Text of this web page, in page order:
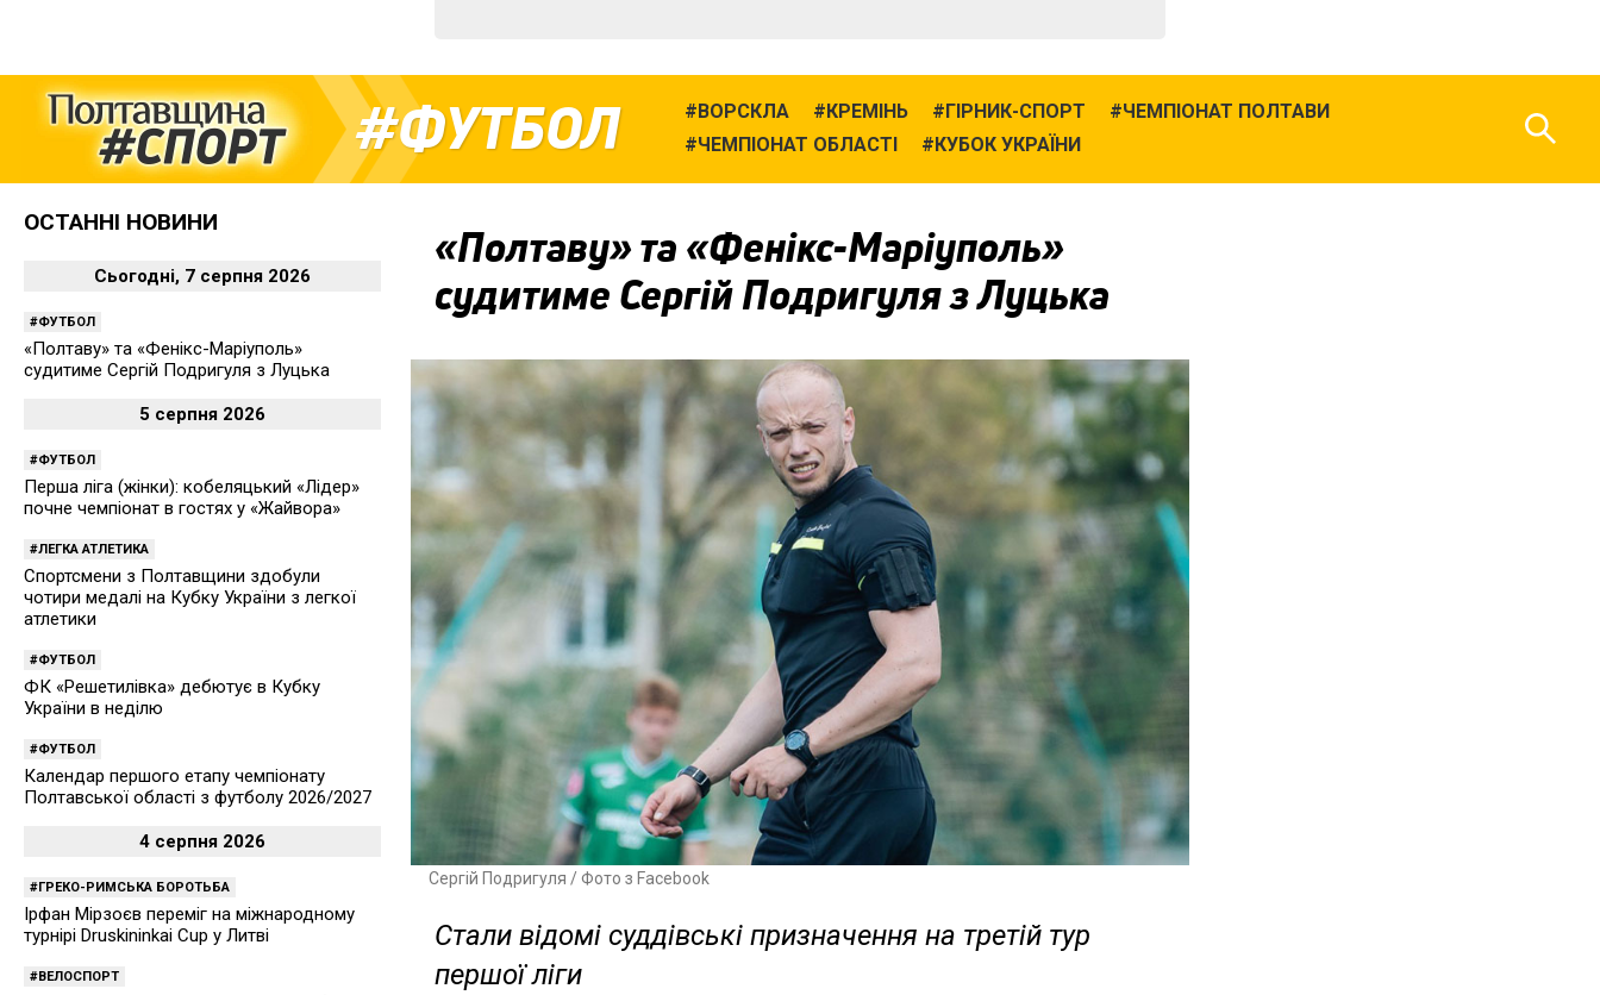
ФУТБОЛ ВОРСКЛА КРЕМІНЬ ГІРНИК-СПОРТ
ЧЕМПІОНАТ ПОЛТАВИ
ЧЕМПІОНАТ ОБЛАСТІ
КУБОК УКРАЇНИ
«Полтаву» та «Фенікс-Маріуполь»
судитиме Сергій Подригуля з Луцька
Сергій Подригуля / Фото з Facebook
Стали відомі суддівські призначення на третій тур
першої ліги
ОСТАННІ НОВИНИ
Сьогодні, 7 серпня 2026
ФУТБОЛ
«Полтаву» та «Фенікс-Маріуполь»
судитиме Сергій Подригуля з Луцька
5 серпня 2026
ФУТБОЛ
Перша ліга (жінки): кобеляцький «Лідер»
почне чемпіонат в гостях у «Жайвора»
ЛЕГКА АТЛЕТИКА
Спортсмени з Полтавщини здобули
чотири медалі на Кубку України з легкої
атлетики
ФУТБОЛ
ФК «Решетилівка» дебютує в Кубку
України в неділю
ФУТБОЛ
Календар першого етапу чемпіонату
Полтавської області з футболу 2026/2027
4 серпня 2026
ГРЕКО-РИМСЬКА БОРОТЬБА
Ірфан Мірзоєв переміг на міжнародному
турнірі Druskininkai Cup у Литві
ВЕЛОСПОРТ